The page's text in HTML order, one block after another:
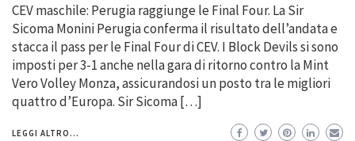
CEV maschile: Perugia raggiunge le Final Four. La Sir
Sicoma Monini Perugia conferma il risultato dell’andata e
stacca il pass per le Final Four di CEV. I Block Devils si sono
imposti per 3-1 anche nella gara di ritorno contro la Mint
Vero Volley Monza, assicurandosi un posto tra le migliori
quattro d’Europa. Sir Sicoma […]
LEGGI ALTRO...